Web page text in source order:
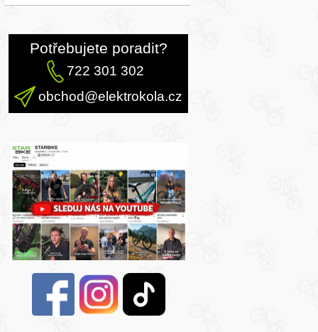
Potřebujete poradit?
722 301 302
obchod@elektrokola.cz